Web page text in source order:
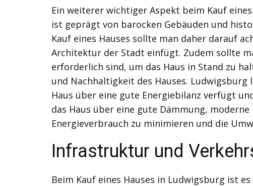
Ein weiterer wichtiger Aspekt beim Kauf
ist geprägt von barocken Gebäuden und
Kauf eines Hauses sollte man daher darauf
Architektur der Stadt einfügt. Zudem sollte
erforderlich sind, um das Haus in Stand zu
und Nachhaltigkeit des Hauses.
Haus über eine gute Energiebilanz verfügt
das Haus über eine gute Dämmung,
Energieverbrauch zu minimieren und die
Infrastruktur und
Beim Kauf eines Hauses in Ludwigsburg ist